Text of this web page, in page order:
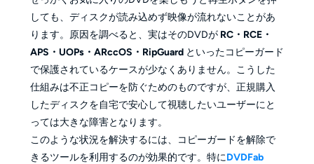
しても、ディスクが読み込めず映像が流れないことがあ
ります。原因を調べると、実はそのDVDが RC・RCE・
APS・UOPs・ARccOS・RipGuardといったコピーガード
で保護されているケースが少なくありません。こうした
仕組みは不正コピーを防ぐためのものですが、正規購入
したディスクを自宅で安心して視聴したいユーザーにと
っては大きな障害となります。
このような状況を解決するには、コピーガードを解除で
きるツールを利用するのが効果的です。特にDVDFab